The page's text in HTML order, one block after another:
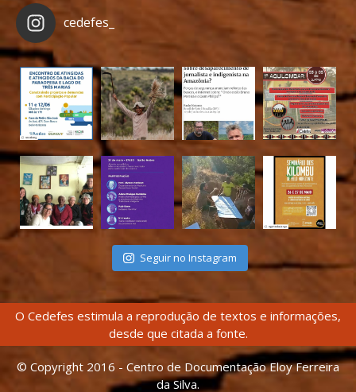
cedefes_
Seguir no Instagram
O Cedefes estimula a reprodução de textos e informações,
desde que citada a fonte.
© Copyright 2016 - Centro de Documentação Eloy Ferreira
da Silva.